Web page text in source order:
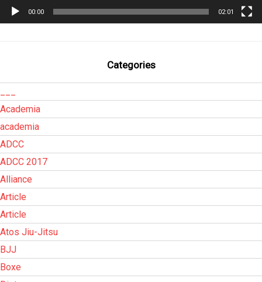
00:00 02:01
Categories
Academia
academia
ADCC
ADCC 2017
Alliance
Article
Article
Atos Jiu-Jitsu
BJJ
Boxe